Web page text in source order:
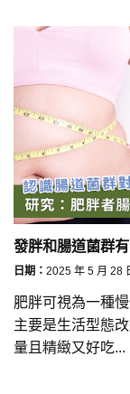
發胖和腸道菌群
日期： 2025 年 5 月 28
肥胖可視為一種
主要是生活型態
量且精緻又好吃...